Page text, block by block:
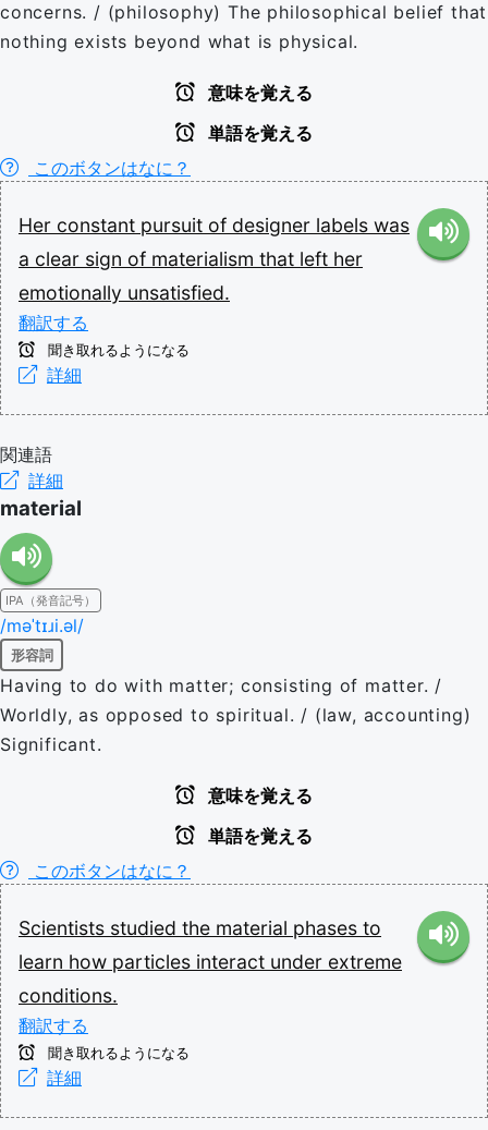
concerns. / (philosophy) The philosophical belief that
nothing exists beyond what is physical.
意味を覚える
単語を覚える
このボタンはなに？
Her constant pursuit of designer labels was
a clear sign of materialism that left her
emotionally unsatisfied.
翻訳する
聞き取れるようになる
詳細
関連語
詳細
material
IPA（発音記号）
/məˈtɪɹi.əl/
形容詞
Having to do with matter; consisting of matter. /
Worldly, as opposed to spiritual. / (law, accounting)
Significant.
意味を覚える
単語を覚える
このボタンはなに？
Scientists studied the material phases to
learn how particles interact under extreme
conditions.
翻訳する
聞き取れるようになる
詳細